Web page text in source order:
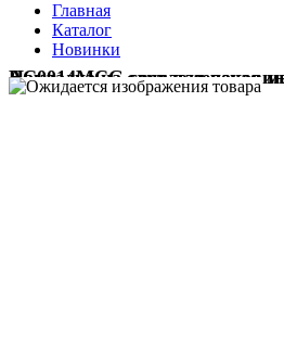
Главная
Каталог
Новинки
Накладка на слив для раковины ABBER AC0014MCG